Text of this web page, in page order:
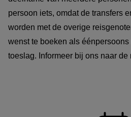
persoon iets, omdat de transfers
worden met de overige
wenst te boeken als
toeslag. Informeer bij ons naar de